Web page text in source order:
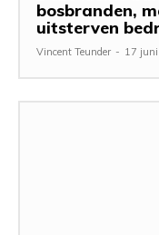
bosbranden,
uitsterven
Vincent Teunder - 17